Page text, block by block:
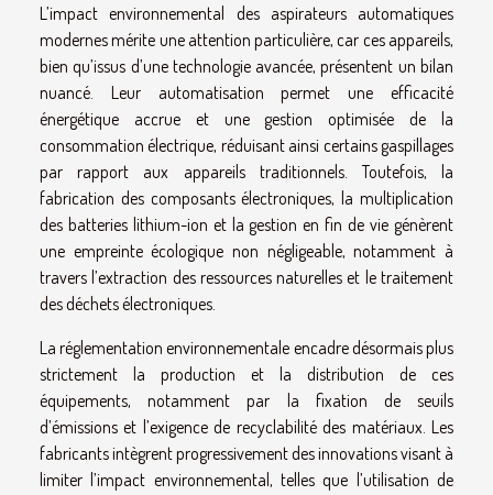
L’impact environnemental des aspirateurs automatiques
modernes mérite une attention particulière, car ces appareils,
bien qu’issus d’une technologie avancée, présentent un bilan
nuancé. Leur automatisation permet une efficacité
énergétique accrue et une gestion optimisée de la
consommation électrique, réduisant ainsi certains gaspillages
par rapport aux appareils traditionnels. Toutefois, la
fabrication des composants électroniques, la multiplication
des batteries lithium-ion et la gestion en fin de vie génèrent
une empreinte écologique non négligeable, notamment à
travers l’extraction des ressources naturelles et le traitement
des déchets électroniques.
La réglementation environnementale encadre désormais plus
strictement la production et la distribution de ces
équipements, notamment par la fixation de seuils
d’émissions et l’exigence de recyclabilité des matériaux. Les
fabricants intègrent progressivement des innovations visant à
limiter l’impact environnemental, telles que l’utilisation de